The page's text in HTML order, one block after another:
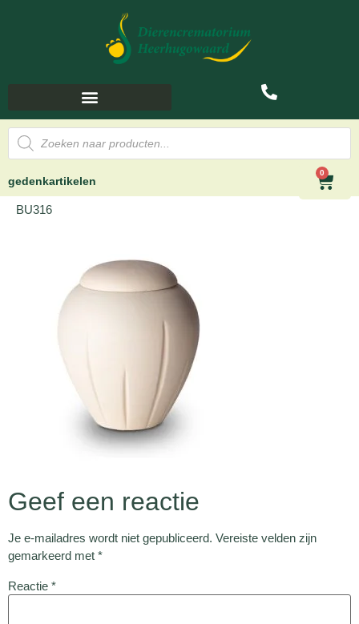
gedenkartikelen
0
BU316
Geef een reactie
Je e-mailadres wordt niet gepubliceerd. Vereiste velden zijn
gemarkeerd met *
Reactie *